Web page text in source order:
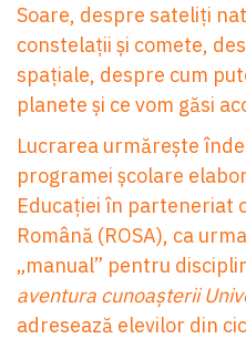
Soare, despre sateliți
constelații și comete,
spațiale, despre cum
planete și ce vom găsi
Lucrarea urmărește
programei școlare
Educației în parteneriat
Română (ROSA), ca
„manual” pentru
aventura cunoașterii
adresează elevilor din